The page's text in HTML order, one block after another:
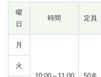
曜
日
時間 定員
月
火